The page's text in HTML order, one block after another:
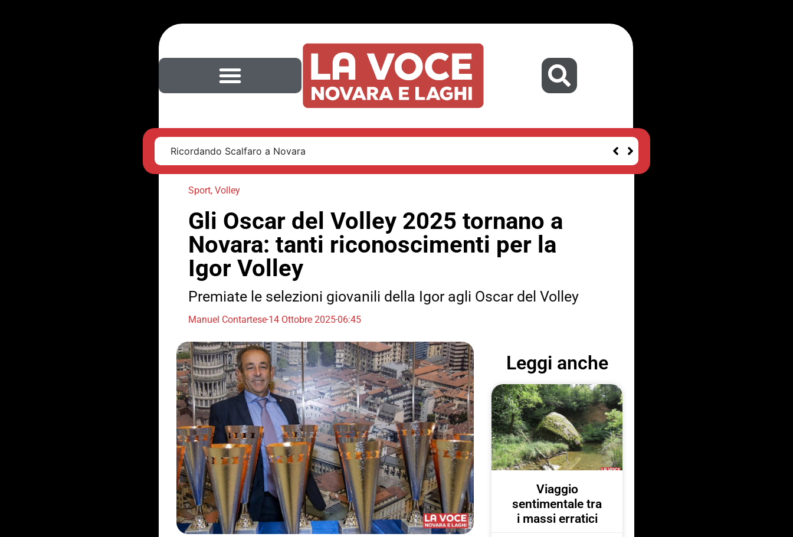
Ricordando Scalfaro a Novara
Sport, Volley
Gli Oscar del Volley 2025 tornano a
Novara: tanti riconoscimenti per la
Igor Volley
Premiate le selezioni giovanili della Igor agli Oscar del Volley
Manuel Contartese14 Ottobre 202506:45
Leggi anche
Viaggio
sentimentale tra
i massi erratici